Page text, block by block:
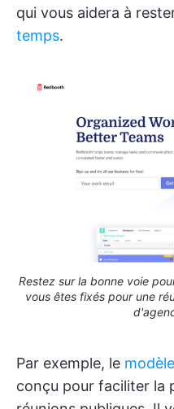
qui vous aidera à
temps.
Restez sur la bonne voie
vous êtes fixés pour une
Par exemple, le
conçu pour faciliter la